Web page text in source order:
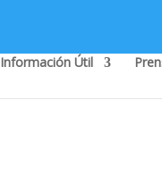
Información Útil